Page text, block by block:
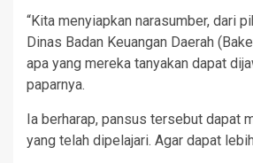
“Kita menyiapkan narasumber, dari
Dinas Badan Keuangan Daerah
apa yang mereka tanyakan dapat
paparnya.
Ia berharap, pansus tersebut dapat
yang telah dipelajari. Agar dapat